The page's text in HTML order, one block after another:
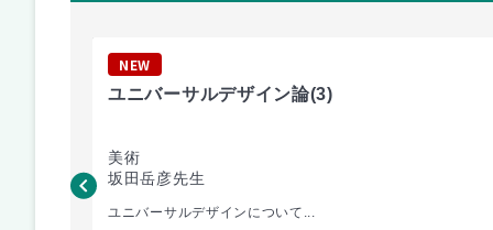
NEW
ユニバーサルデザイン論(3)
美術
坂田岳彦先生
ユニバーサルデザインについて...